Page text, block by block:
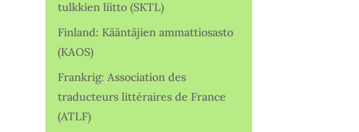
tulkkien liitto (SKTL)
Finland: Kääntäjien ammattiosasto
(KAOS)
Frankrig: Association des
traducteurs littéraires de France
(ATLF)